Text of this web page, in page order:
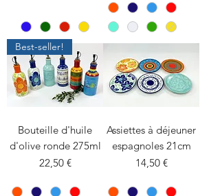
Best-seller!
Bouteille d'huile
d'olive ronde 275ml
Prix
22,50 €
Assiettes à déjeuner
espagnoles 21cm
Prix
14,50 €